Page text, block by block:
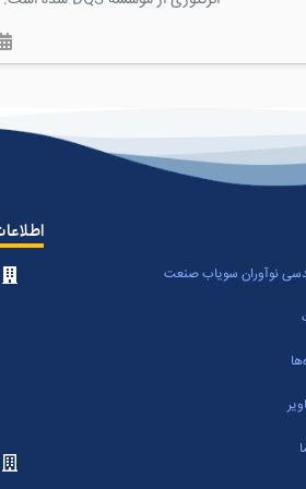
نوآوران سویاب صنعت